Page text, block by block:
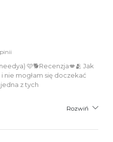
🩷🐕Recenzja💋🫂 Jak
nie mogłam się doczekać
z tych
Rozwiń